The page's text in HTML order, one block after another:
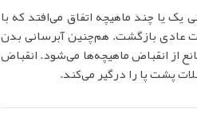
یک یا چند ماهیچه اتفاق می‌افتد که با
عادی بازگشت. هم‌چنین آبرسانی بدن
از انقباض ماهیچه‌ها می‌شود. انقباض
پشت پا را درگیر می‌کند.